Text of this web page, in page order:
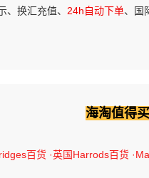
、换汇充值、 24h自动下单、国
海淘值得
百货 ·英国Harrods百货